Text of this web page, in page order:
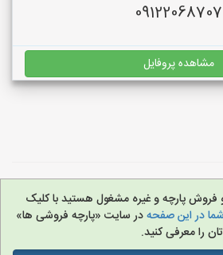
09122068707
مشاهده پروفایل
فروش پارچه و غیره مشغول هستید با کلیک
در این صفحهدر سایت «پارچه فروشی ها»
را معرفی کنید.